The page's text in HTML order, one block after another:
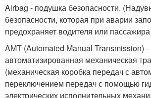
Airbag - подушка безопасности.
безопасности, которая при аварии
предохраняет водителя или
AMT (Automated Manual Transmission) -
автоматизированная механическая
(механическая коробка передач с
переключением передач с помощью
электрических исполнительных